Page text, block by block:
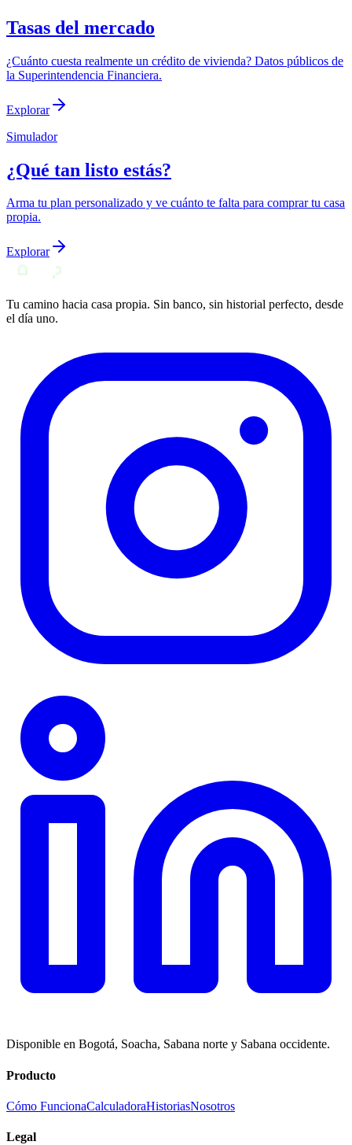
Tasas del mercado
¿Cuánto cuesta realmente un crédito de vivienda? Datos públicos de
la Superintendencia Financiera.
Explorar
Simulador
¿Qué tan listo estás?
Arma tu plan personalizado y ve cuánto te falta para comprar tu casa
propia.
Explorar
Tu camino hacia casa propia. Sin banco, sin historial perfecto, desde
el día uno.
Disponible en Bogotá, Soacha, Sabana norte y Sabana occidente.
Producto
Cómo FuncionaCalculadoraHistoriasNosotros
Legal